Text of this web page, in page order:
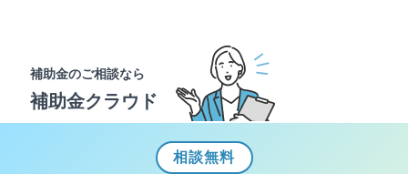
補助金のご相談なら
補助金クラウド
相談無料